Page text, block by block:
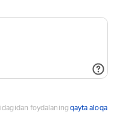
foydalaning qayta aloqa